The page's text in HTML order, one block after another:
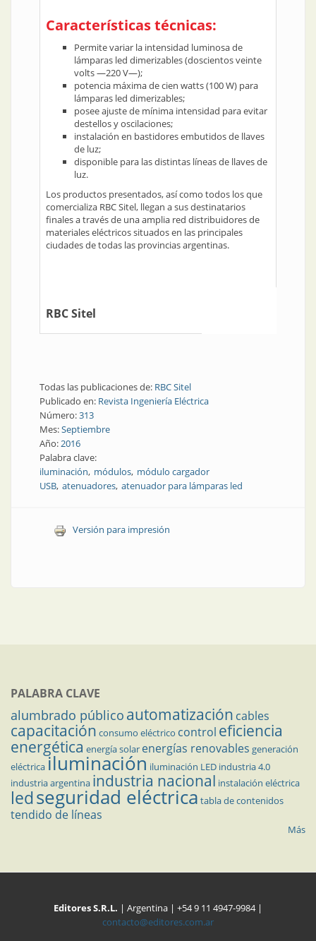
Características técnicas:
Permite variar la intensidad luminosa de
lámparas led dimerizables (doscientos veinte
volts —220 V—);
potencia máxima de cien watts (100 W) para
lámparas led dimerizables;
posee ajuste de mínima intensidad para evitar
destellos y oscilaciones;
instalación en bastidores embutidos de llaves
de luz;
disponible para las distintas líneas de llaves de
luz.
Los productos presentados, así como todos los que
comercializa RBC Sitel, llegan a sus destinatarios
finales a través de una amplia red distribuidores de
materiales eléctricos situados en las principales
ciudades de todas las provincias argentinas.
RBC Sitel
Todas las publicaciones de: RBC Sitel
Publicado en: Revista Ingeniería Eléctrica
Número:313
Mes:Septiembre
Año:2016
Palabra clave:
iluminación módulos módulo cargador
USB atenuadores atenuador para lámparas led
Versión para impresión
PALABRA CLAVE
alumbrado público automatización cables
capacitación consumo eléctrico control eficiencia
energética energía solar energías renovables generación
eléctricailuminación iluminación LED industria 4.0
industria argentina industria nacional instalación eléctrica
ledseguridad eléctrica tabla de contenidos
tendido de líneas
Más
Editores S.R.L. | Argentina | +54 9 11 4947-9984 |
contacto@editores.com.ar